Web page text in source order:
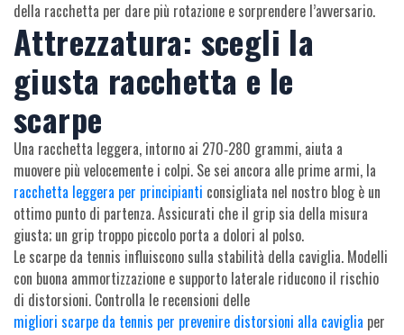
della racchetta per dare più rotazione e sorprendere l’avversario.
Attrezzatura: scegli la
giusta racchetta e le
scarpe
Una racchetta leggera, intorno ai 270‑280 grammi, aiuta a
muovere più velocemente i colpi. Se sei ancora alle prime armi, la
racchetta leggera per principianti consigliata nel nostro blog è un
ottimo punto di partenza. Assicurati che il grip sia della misura
giusta; un grip troppo piccolo porta a dolori al polso.
Le scarpe da tennis influiscono sulla stabilità della caviglia. Modelli
con buona ammortizzazione e supporto laterale riducono il rischio
di distorsioni. Controlla le recensioni delle
migliori scarpe da tennis per prevenire distorsioni alla caviglia per